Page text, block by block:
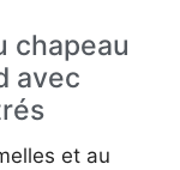
chapeau
avec
et au